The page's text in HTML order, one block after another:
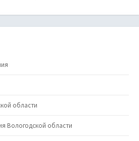
области
Вологодской области